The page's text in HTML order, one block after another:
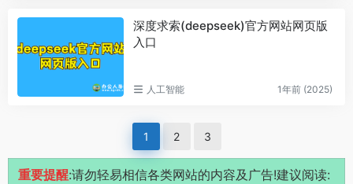
深度求索(deepseek)官方网站网页版
入口
人工智能 1年前 (2025)
1 2 3
重要提醒:请勿轻易相信各类网站的内容及广告!建议阅读: